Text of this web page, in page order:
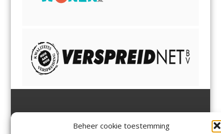
Beheer cookie toestemming
Margadantstraat 34
Velserbroek,Velsen-Zuid,